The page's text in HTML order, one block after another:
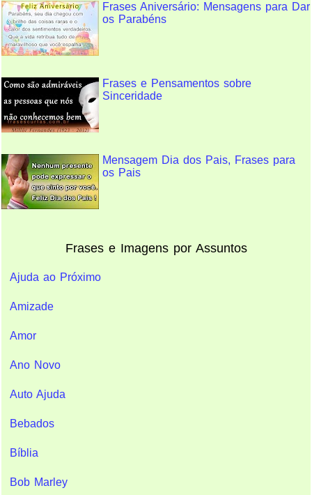
Frases Aniversário: Mensagens para Dar
os Parabéns
Frases e Pensamentos sobre
Sinceridade
Mensagem Dia dos Pais, Frases para
os Pais
Frases e Imagens por Assuntos
Ajuda ao Próximo
Amizade
Amor
Ano Novo
Auto Ajuda
Bebados
Bíblia
Bob Marley